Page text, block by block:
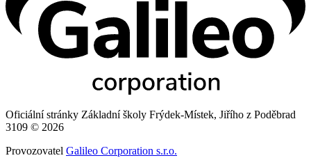
Oficiální stránky Základní školy Frýdek-Místek, Jiřího z Poděbrad
3109 © 2026
Provozovatel Galileo Corporation s.r.o.